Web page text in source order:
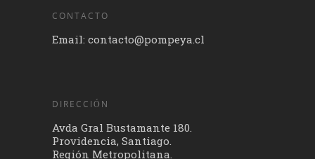
CONTACTO
Email: contacto@pompeya.cl
DIRECCIÓN
Avda Gral Bustamante 180.
Providencia, Santiago.
Región Metropolitana.